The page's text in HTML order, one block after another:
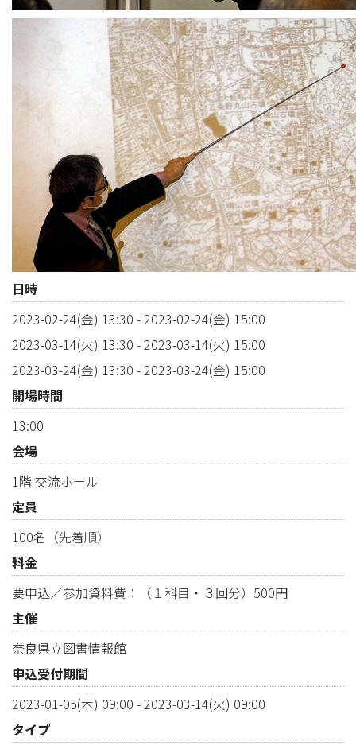
日時
2023-02-24(金) 13:30 -2023-02-24(金) 15:00
2023-03-14(火) 13:30 -2023-03-14(火) 15:00
2023-03-24(金) 13:30 -2023-03-24(金) 15:00
開場時間
13:00
会場
1階 交流ホール
定員
100名（先着順）
料金
要申込／参加資料費：（１科目・３回分）500円
主催
奈良県立図書情報館
申込受付期間
2023-01-05(木) 09:00 -2023-03-14(火) 09:00
タイプ